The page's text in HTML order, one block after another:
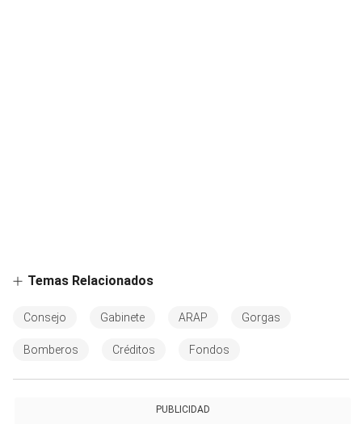
Temas Relacionados
Consejo Gabinete ARAP Gorgas
Bomberos Créditos Fondos
PUBLICIDAD